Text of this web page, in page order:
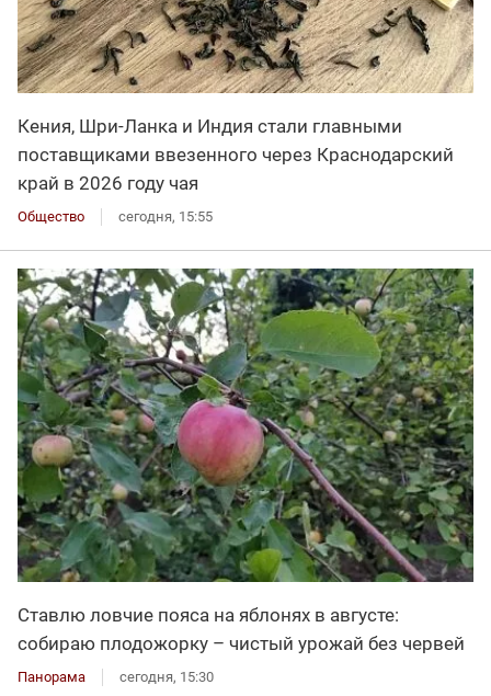
Кения, Шри-Ланка и Индия стали главными
поставщиками ввезенного через Краснодарский
край в 2026 году чая
Общество сегодня, 15:55
Ставлю ловчие пояса на яблонях в августе:
собираю плодожорку – чистый урожай без червей
Панорама сегодня, 15:30